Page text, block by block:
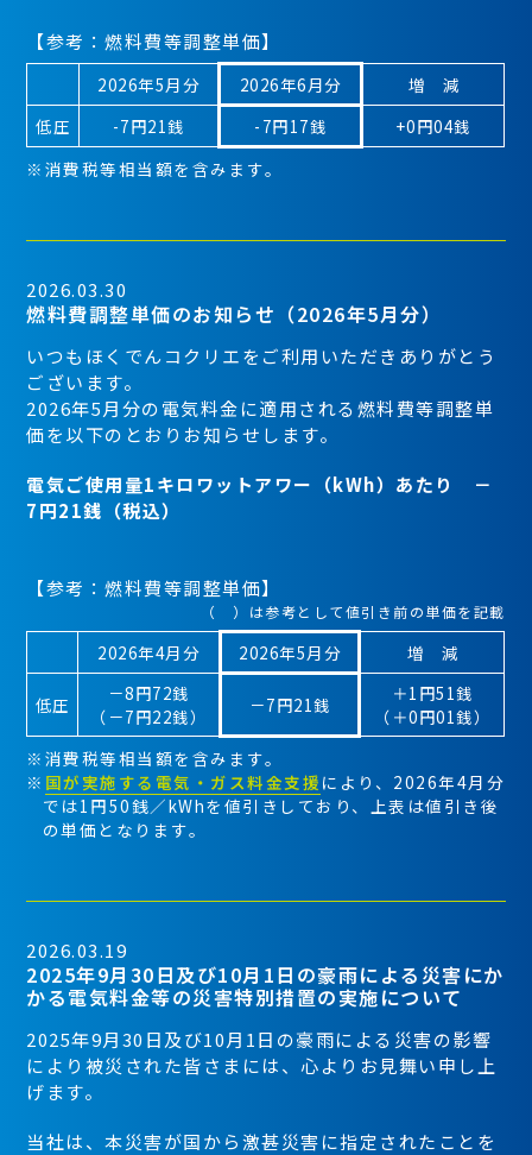
【参考：燃料費等調整単価】
2026年5月分 2026年6月分
増 減
低圧
-7円21銭 -7円17銭
+0円04銭
※消費税等相当額を含みます。
2026.03.30
燃料費調整単価のお知らせ（2026年5月分）
いつもほくでんコクリエをご利用いただきありがとう
ございます。
2026年5月分の電気料金に適用される燃料費等調整単
価を以下のとおりお知らせします。
電気ご使用量1キロワットアワー（kWh）あたり －
7円21銭（税込）
【参考：燃料費等調整単価】
（ ）は参考として値引き前の単価を記載
2026年4月分 2026年5月分 増 減
低圧
－8円72銭
（－7円22銭）
－7円21銭
＋1円51銭
（＋0円01銭）
※消費税等相当額を含みます。
※ 国が実施する電気・ガス料金支援 により、2026年4月分
では1円50銭／kWhを値引きしており、上表は値引き後
の単価となります。
2026.03.19
2025年9月30日及び10月1日の豪雨による災害にか
かる電気料金等の災害特別措置の実施について
2025年9月30日及び10月1日の豪雨による災害の影響
により被災された皆さまには、心よりお見舞い申し上
げます。
当社は、本災害が国から激甚災害に指定されたことを